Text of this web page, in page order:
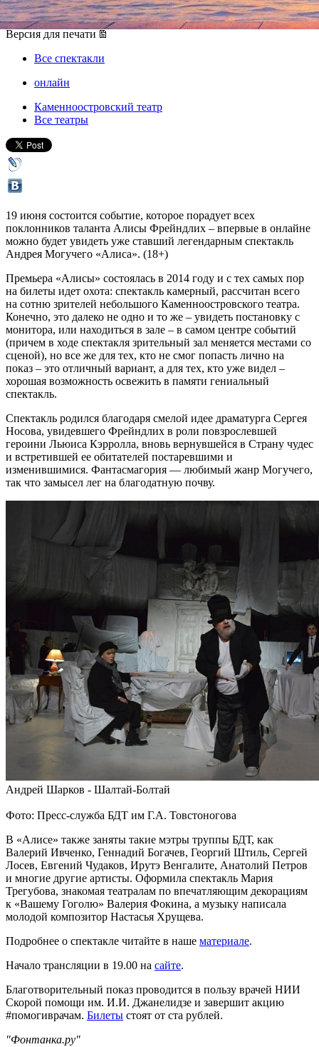
19 июня 2020, пятница,19.00
Версия для печати
Все спектакли
онлайн
Каменноостровский театр
Все театры
19 июня состоится событие, которое порадует всех
поклонников таланта Алисы Фрейндлих – впервые в онлайне
можно будет увидеть уже ставший легендарным спектакль
Андрея Могучего «Алиса». (18+)
Премьера «Алисы» состоялась в 2014 году и с тех самых пор
на билеты идет охота: спектакль камерный, рассчитан всего
на сотню зрителей небольшого Каменноостровского театра.
Конечно, это далеко не одно и то же – увидеть постановку с
монитора, или находиться в зале – в самом центре событий
(причем в ходе спектакля зрительный зал меняется местами со
сценой), но все же для тех, кто не смог попасть лично на
показ – это отличный вариант, а для тех, кто уже видел –
хорошая возможность освежить в памяти гениальный
спектакль.
Спектакль родился благодаря смелой идее драматурга Сергея
Носова, увидевшего Фрейндлих в роли повзрослевшей
героини Льюиса Кэрролла, вновь вернувшейся в Страну чудес
и встретившей ее обитателей постаревшими и
изменившимися. Фантасмагория — любимый жанр Могучего,
так что замысел лег на благодатную почву.
Андрей Шарков - Шалтай-Болтай
Фото: Пресс-служба БДТ им Г.А. Товстоногова
В «Алисе» также заняты такие мэтры труппы БДТ, как
Валерий Ивченко, Геннадий Богачев, Георгий Штиль, Сергей
Лосев, Евгений Чудаков, Ирутэ Венгалите, Анатолий Петров
и многие другие артисты. Оформила спектакль Мария
Трегубова, знакомая театралам по впечатляющим декорациям
к «Вашему Гоголю» Валерия Фокина, а музыку написала
молодой композитор Настасья Хрущева.
Подробнее о спектакле читайте в наше материале.
Начало трансляции в 19.00 на сайте.
Благотворительный показ проводится в пользу врачей НИИ
Скорой помощи им. И.И. Джанелидзе и завершит акцию
#помогиврачам. Билеты стоят от ста рублей.
"Фонтанка.ру"